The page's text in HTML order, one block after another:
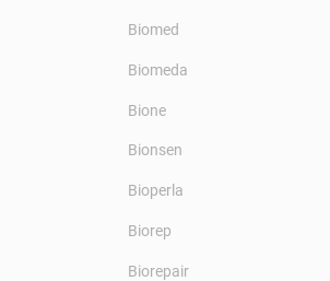
Biomed
Biomeda
Bione
Bionsen
Bioperla
Biorep
Biorepair